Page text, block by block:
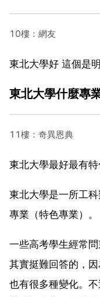
10樓：網友
東北大學好 這個是明
東北大學什麼專
11樓：奇異恩典
東北大學最好最有特
東北大學是一所工
專業（特色專業）。
一些高考學生經常
其實挺難回答的，
也有很多種變化。